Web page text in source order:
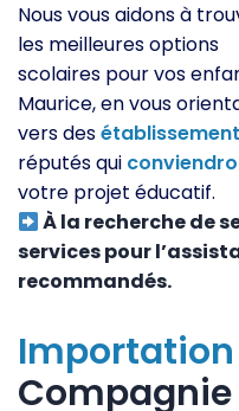
Nous vous aidons à
les meilleures options
scolaires pour vos
Maurice, en vous
vers des
réputés qui
votre projet éducatif.
À la recherche de
services pour
recommandés.
Importation
Compagnie